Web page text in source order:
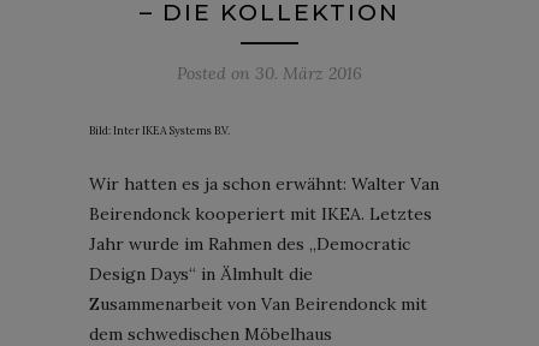
– DIE KOLLEKTION
Posted on 30. März 2016
Bild: Inter IKEA Systems B.V.
Wir hatten es ja schon erwähnt: Walter Van
Beirendonck kooperiert mit IKEA. Letztes
Jahr wurde im Rahmen des „Democratic
Design Days“ in Älmhult die
Zusammenarbeit von Van Beirendonck mit
dem schwedischen Möbelhaus